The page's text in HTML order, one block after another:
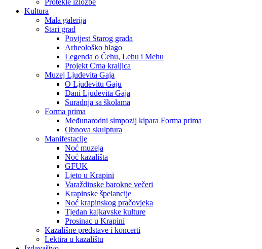
Protekle izložbe
Kultura
Mala galerija
Stari grad
Povijest Starog grada
Arheološko blago
Legenda o Čehu, Lehu i Mehu
Projekt Crna kraljica
Muzej Ljudevita Gaja
O Ljudevitu Gaju
Dani Ljudevita Gaja
Suradnja sa školama
Forma prima
Međunarodni simpozij kipara Forma prima
Obnova skulptura
Manifestacije
Noć muzeja
Noć kazališta
GFUK
Ljeto u Krapini
Varaždinske barokne večeri
Krapinske špelancije
Noć krapinskog pračovjeka
Tjedan kajkavske kulture
Prosinac u Krapini
Kazališne predstave i koncerti
Lektira u kazalištu